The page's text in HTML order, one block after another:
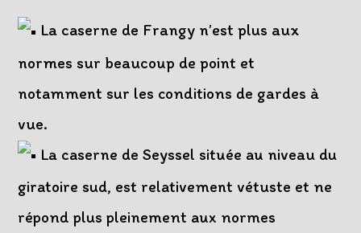
La caserne de Frangy n’est plus aux
normes sur beaucoup de point et
notamment sur les conditions de gardes à
vue.
La caserne de Seyssel située au niveau du
giratoire sud, est relativement vétuste et ne
répond plus pleinement aux normes